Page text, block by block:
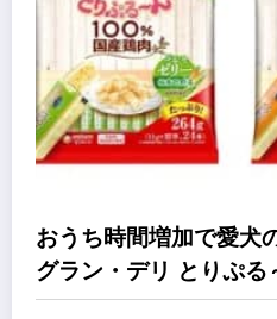
おうち時間増加で愛犬
グラン・デリ とりぷる
フレーバー